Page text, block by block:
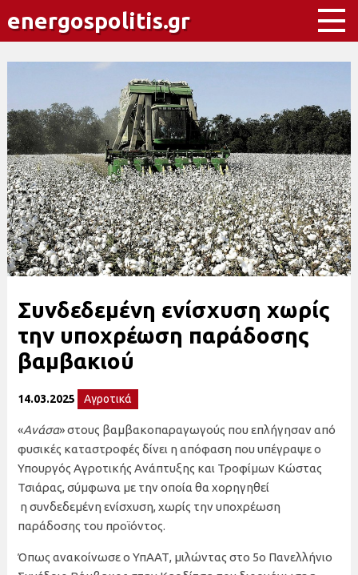
energospolitis.gr
Συνδεδεμένη ενίσχυση χωρίς
την υποχρέωση παράδοσης
βαμβακιού
14.03.2025 Αγροτικά
«Ανάσα» στους βαμβακοπαραγωγούς που επλήγησαν από
φυσικές καταστροφές δίνει η απόφαση που υπέγραψε ο
Υπουργός Αγροτικής Ανάπτυξης και Τροφίμων Κώστας
Τσιάρας, σύμφωνα με την οποία θα χορηγηθεί
η συνδεδεμένη ενίσχυση, χωρίς την υποχρέωση
παράδοσης του προϊόντος.
Όπως ανακοίνωσε ο ΥπΑΑΤ, μιλώντας στο 5ο Πανελλήνιο